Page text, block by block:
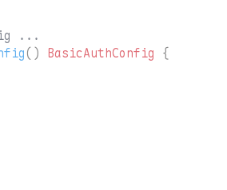
地仓库并提交
模式）
搞破坏的人已经晚了。
←→ GRPC Stream 透传）
() BasicAuthConfig {